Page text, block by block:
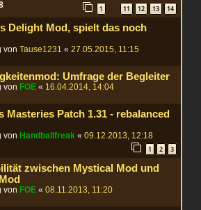
1 … 11 12 13 14
Delight Mod, spielt das noch
vonTause1231 «27.05.2015, 11:15
Umfrage der Begleiter
von FOE « 16.04.2014, 14:04
Masteries Patch 1.31 - rebalanced
von Handballfreak «09.12.2013, 12:18
1 2 3
zwischen Mystical Mod und
von FOE «08.11.2013, 11:20